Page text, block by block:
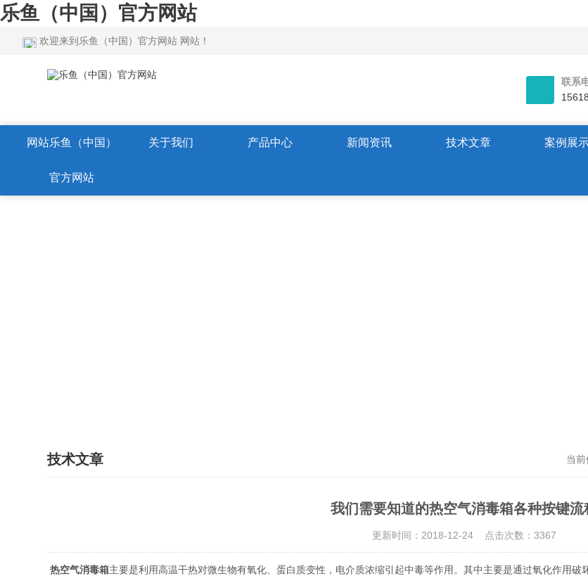
乐鱼（中国）官方网站
欢迎来到乐鱼（中国）官方网站 网站！
联系
网站乐鱼（中国）
官方网站
关于我们 产品中心 新闻资讯 技术文章 案例展
技术文章 当前
我们需要知道的热空气消毒箱各种按键流
更新时间：2018-12-24 点击次数：3367
热空气消毒箱主要是利用高温干热对微生物有氧化、蛋白质变性，电介质浓缩引起中毒等作用。其中主要是通过氧化作用